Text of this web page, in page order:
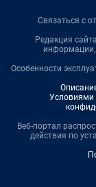
Связаться с
Редакция
Особенности
Условиями
Веб-портал
действия по